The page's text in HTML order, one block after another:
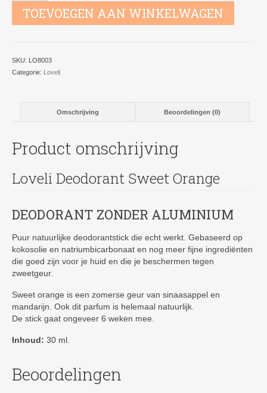
Orange
TOEVOEGEN AAN WINKELWAGEN
SKU: LO8003
Categorie: Loveli
Omschrijving Beoordelingen (0)
Product omschrijving
Loveli Deodorant Sweet Orange
DEODORANT ZONDER ALUMINIUM
Puur natuurlijke deodorantstick die echt werkt. Gebaseerd op
kokosolie en natriumbicarbonaat en nog meer fijne ingrediënten
die goed zijn voor je huid en die je beschermen tegen
zweetgeur.
Sweet orange is een zomerse geur van sinaasappel en
mandarijn. Ook dit parfum is helemaal natuurlijk.
De stick gaat ongeveer 6 weken mee.
Inhoud: 30 ml.
Beoordelingen